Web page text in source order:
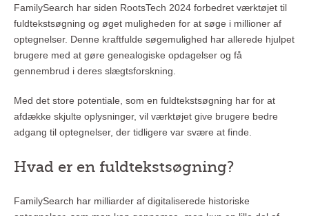
FamilySearch har siden RootsTech 2024 forbedret værktøjet til
fuldtekstsøgning og øget muligheden for at søge i millioner af
optegnelser. Denne kraftfulde søgemulighed har allerede hjulpet
brugere med at gøre genealogiske opdagelser og få
gennembrud i deres slægtsforskning.
Med det store potentiale, som en fuldtekstsøgning har for at
afdække skjulte oplysninger, vil værktøjet give brugere bedre
adgang til optegnelser, der tidligere var svære at finde.
Hvad er en fuldtekstsøgning?
FamilySearch har milliarder af digitaliserede historiske